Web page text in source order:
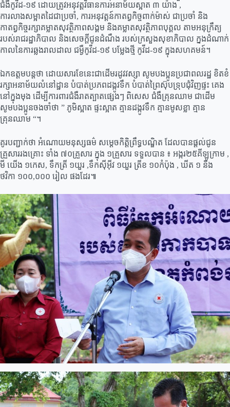
ជំងឺកូវីដ-១៩ ដោយត្រូវអនុវត្តវិធានការអនាម័យស្អាត ៣ យ៉ាង ,
ការលាងសម្អាតដៃជាប្រចាំ, ការអនុវត្តន៍កាតព្វកិច្ចពាក់ម៉ាស់ ជាប្រចាំ និង
កាតព្វកិច្ចរក្សាគម្លាតសុវត្ថិភាពសង្គម និងគម្លាតសុវត្ថិភាពបុគ្គល តាមអនុក្រឹត្យ
របស់រាជរដ្ឋាភិបាល និងសេចក្តីជូនដំណឹង របស់ក្រសួងសុខាភិបាល ក្នងដំណាក់
កាលនៃការឆ្លងរាលដាល ជម្ងឺកូវីដ-១៩ បម្លែងថ្មី កូវីដ-១៩ ក្នុងសហគមន៍។
ឯកឧត្តមបន្តថា ដោយសារខែនេះជាដើមរដូវវស្សា សូមបងប្អូនប្រជាពលរដ្ឋ ខិតខំ
រក្សាអនាម័យលំនៅដ្ឋាន បំបាត់ប្រភពដង្កូវទឹក បំបាត់ព្រៃស៊ុបទ្រុបជុំវិញផ្ទះ គេង
នៅក្នុងមុង ដើម្បីការពារជំងឺរាតត្បាតផ្សេងៗ ពិសេស ជំងឺគ្រុនឈាម ជាដើម
សូមបងប្អូនចងចាំថា ” ភូមិស្អាត ផ្ទះស្អាត គ្មានដង្កូវទឹក គ្មានមូសខ្លា គ្មាន
គ្រុនឈាម “។
គូរបញ្ជាក់ថា អំណោយមនុស្សធម៌ សម្តេចកិត្តិព្រឹទ្ធបណ្ឌិត ដែលបានផ្ដល់ជូន
គ្រួសាររងគ្រោះ ទាំង ៧០គ្រួសារ ក្នុង ១គ្រួសារ ទទួលបាន ៖ អង្ករ២៥គីឡូក្រាម ,
មី យើង ១កេស, ទឹកត្រី ១យួរ ,ទឹកសុីអុីវ ១យួរ ត្រីខ ១០កំប៉ុង , ឃីត ១ និង
ថវិកា ១០០,០០០ រៀល ផងដែរ៕